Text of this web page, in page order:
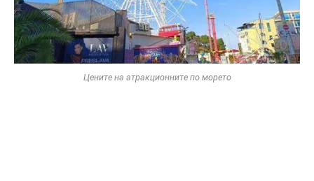
Цените на атракционните по морето